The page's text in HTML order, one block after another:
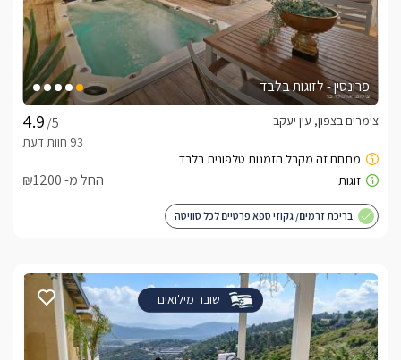
פרונסין - לזוגות בלבד
/5
צימרים בצפון, עין יעקב
החל מ- ₪1200
בריכת זרמים/ גקוזי ספא פרטיים לכל סוויטה
שובר מילואים